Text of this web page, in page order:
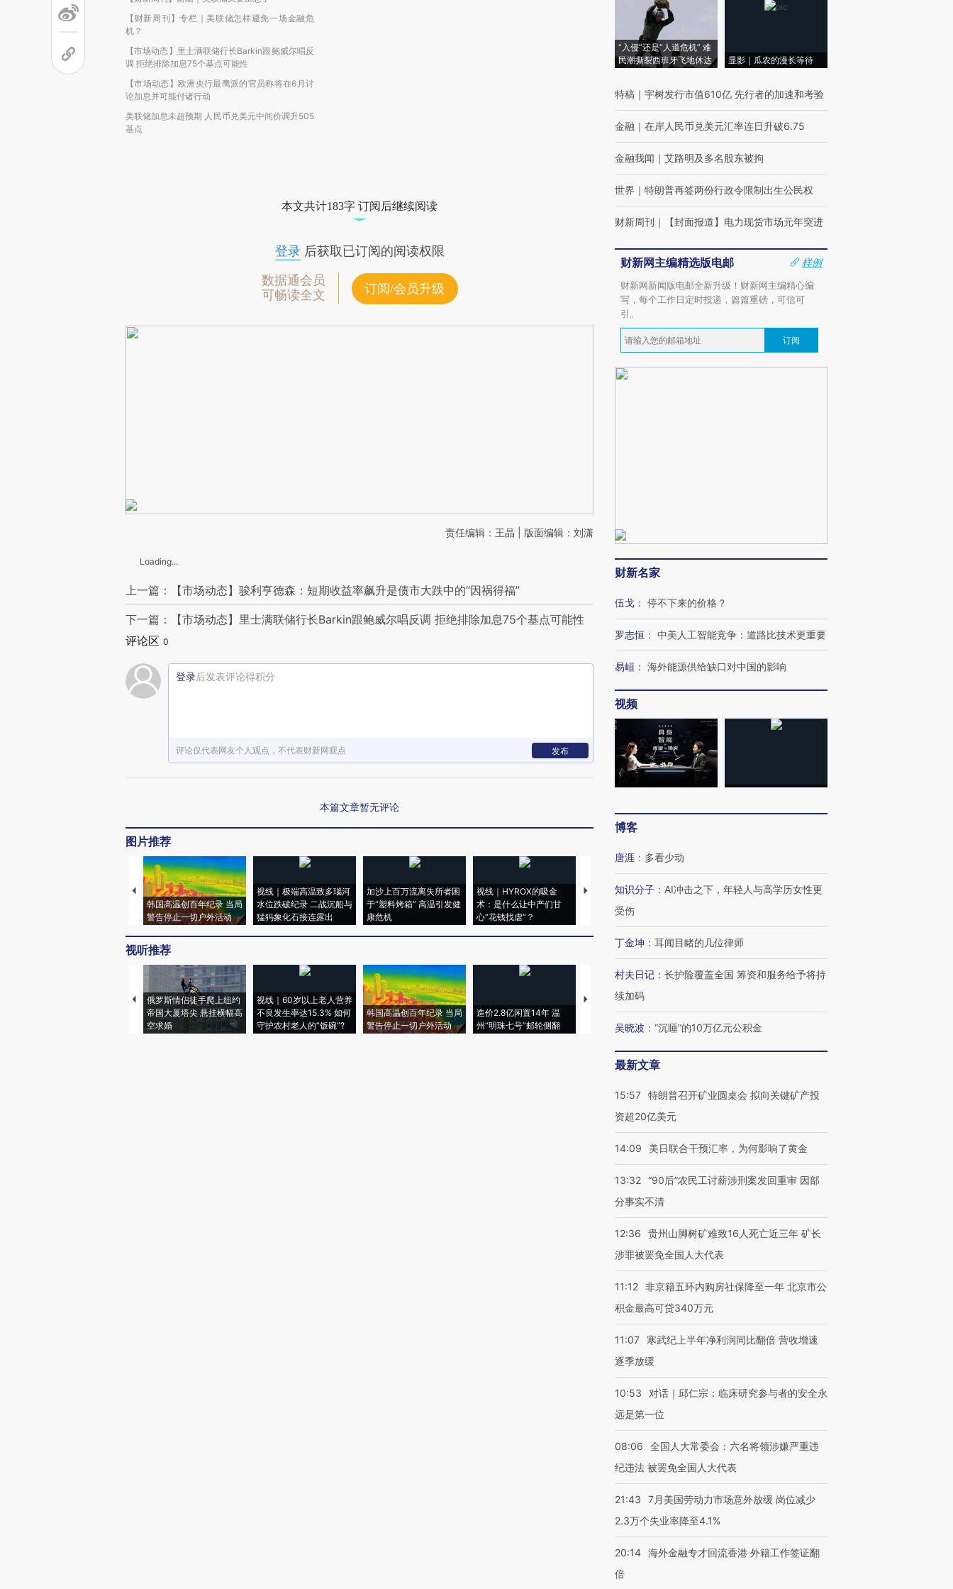
【财新周刊】专栏｜美联储怎样避免一场金融危
机？
【市场动态】里士满联储行长Barkin跟鲍威尔唱反
调 拒绝排除加息75个基点可能性
【市场动态】欧洲央行最鹰派的官员称将在6月讨
论加息并可能付诸行动
美联储加息未超预期 人民币兑美元中间价调升505
基点
本文共计183字 订阅后继续阅读
登录后获取已订阅的阅读权限
数据通会员
可畅读全文
订阅/会员升级
责任编辑：王晶 | 版面编辑：刘潇
Loading...
上一篇：【市场动态】骏利亨德森：短期收益率飙升是债市大跌中的“因祸得福”
下一篇：【市场动态】里士满联储行长Barkin跟鲍威尔唱反调 拒绝排除加息75个基点可能性
评论区 0
登录后发表评论得积分
评论仅代表网友个人观点，不代表财新网观点 发布
本篇文章暂无评论
图片推荐
韩国高温创百年纪录 当局
警告停止一切户外活动
视线｜极端高温致多瑙河
水位跌破纪录 二战沉船与
猛犸象化石接连露出
加沙上百万流离失所者困
于“塑料烤箱” 高温引发健
康危机
视线｜HYROX的吸金
术：是什么让中产们甘
心“花钱找虐”？
马航飞行员跨国走私7万
粒摇头丸 尿检体内含3种
视线｜被称为“蟑螂”的印
视线｜“入侵”还是“人道危
视听推荐
俄罗斯情侣徒手爬上纽约
帝国大厦塔尖 悬挂横幅高
空求婚
视线｜60岁以上老人营养
不良发生率达15.3% 如何
守护农村老人的“饭碗”?
韩国高温创百年纪录 当局
警告停止一切户外活动
造价2.8亿闲置14年 温
州“明珠七号”邮轮侧翻
特朗普出席葬礼疑似打瞌
睡引争议 白宫怒斥批评
者“堕落的白痴”
38岁梅西上演帽子戏法
阿根廷3-0阿尔及利亚
水位跌破纪录 二战沉船与
“入侵”还是“人道危机” 难
民潮撕裂西班牙飞地休达
显影｜瓜农的漫长等待
特稿 ｜ 宇树发行市值610亿 先行者的加速和考验
金融 ｜ 在岸人民币兑美元汇率连日升破6.75
金融我闻 ｜ 艾路明及多名股东被拘
世界 ｜ 特朗普再签两份行政令限制出生公民权
财新周刊 ｜ 【封面报道】电力现货市场元年突进
财新网主编精选版电邮
样例
财新网新闻版电邮全新升级！财新网主编精心编
写，每个工作日定时投递，篇篇重磅，可信可
引。
订阅
财新名家
伍戈 ： 停不下来的价格？
罗志恒 ： 中美人工智能竞争：道路比技术更重要
易峘 ： 海外能源供给缺口对中国的影响
视频
博客
唐涯 ： 多看少动
知识分子 ： AI冲击之下，年轻人与高学历女性更
受伤
丁金坤 ： 耳闻目睹的几位律师
村夫日记 ： 长护险覆盖全国 筹资和服务给予将持
续加码
吴晓波 ： “沉睡”的10万亿元公积金
最新文章
15:57 特朗普召开矿业圆桌会 拟向关键矿产投
资超20亿美元
14:09 美日联合干预汇率，为何影响了黄金
13:32 “90后”农民工讨薪涉刑案发回重审 因部
分事实不清
12:36
贵州山脚树矿难致16人死亡近三年 矿长
涉罪被罢免全国人大代表
11:12 非京籍五环内购房社保降至一年 北京市公
积金最高可贷340万元
11:07
寒武纪上半年净利润同比翻倍 营收增速
逐季放缓
10:53
对话｜邱仁宗：临床研究参与者的安全永
远是第一位
08:06
全国人大常委会：六名将领涉嫌严重违
纪违法 被罢免全国人大代表
21:43
7月美国劳动力市场意外放缓 岗位减少
2.3万个失业率降至4.1%
20:14 海外金融专才回流香港 外籍工作签证翻
倍